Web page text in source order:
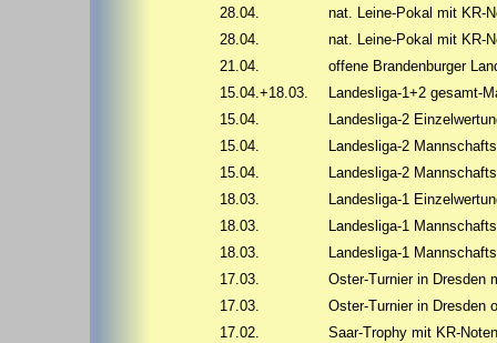
28.04.
nat. Leine-Pokal mit KR-
28.04.
nat. Leine-Pokal mit KR-
21.04.
offene Brandenburger
15.04.+18.03.
Landesliga-1+2 gesamt-
15.04.
Landesliga-2
15.04.
Landesliga-2
15.04.
Landesliga-2
18.03.
Landesliga-1
18.03.
Landesliga-1
18.03.
Landesliga-1
17.03.
Oster-Turnier in Dresden
17.03.
Oster-Turnier in Dresden
17.02.
Saar-Trophy mit KR-Noten